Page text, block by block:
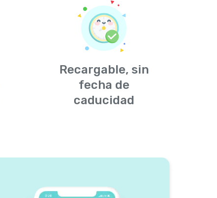
Recargable, sin
fecha de
caducidad